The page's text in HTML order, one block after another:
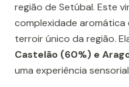
região de Setúbal. Este
complexidade aromática
terroir único da região.
Castelão (60%) e
uma experiência